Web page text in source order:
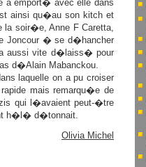
emport� avec elle dans
ainsi qu�au son kitch et
soir�e, Anne F Caretta,
Joncour � se d�hancher
aussi vite d�laiss� pour
d�Alain Mabanckou.
laquelle on a pu croiser
mais remarqu�e de
qui l�avaient peut-�tre
h�l� d�tonnait.
Olivia Michel